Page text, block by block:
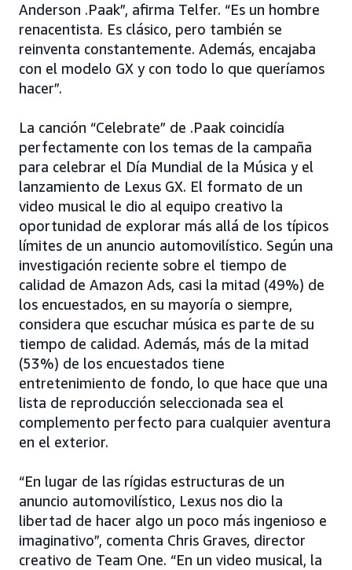
Anderson .Paak”, afirma Telfer. “Es un hombre
renacentista. Es clásico, pero también se
reinventa constantemente. Además, encajaba
con el modelo GX y con todo lo que queríamos
hacer”.
La canción “Celebrate” de .Paak coincidía
perfectamente con los temas de la campaña
para celebrar el Día Mundial de la Música y el
lanzamiento de Lexus GX. El formato de un
video musical le dio al equipo creativo la
oportunidad de explorar más allá de los típicos
límites de un anuncio automovilístico. Según una
investigación reciente sobre el tiempo de
calidad de Amazon Ads, casi la mitad (49%) de
los encuestados, en su mayoría o siempre,
considera que escuchar música es parte de su
tiempo de calidad. Además, más de la mitad
(53%) de los encuestados tiene
entretenimiento de fondo, lo que hace que una
lista de reproducción seleccionada sea el
complemento perfecto para cualquier aventura
en el exterior.
“En lugar de las rígidas estructuras de un
anuncio automovilístico, Lexus nos dio la
libertad de hacer algo un poco más ingenioso e
imaginativo”, comenta Chris Graves, director
creativo de Team One. “En un video musical, la